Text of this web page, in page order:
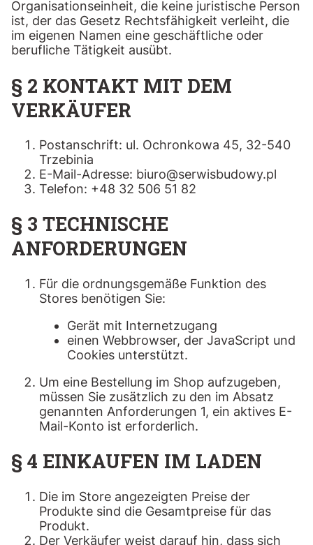
Organisationseinheit, die keine juristische Person
ist, der das Gesetz Rechtsfähigkeit verleiht, die
im eigenen Namen eine geschäftliche oder
berufliche Tätigkeit ausübt.
§ 2 KONTAKT MIT DEM
VERKÄUFER
Postanschrift: ul. Ochronkowa 45, 32-540
Trzebinia
E-Mail-Adresse: biuro@serwisbudowy.pl
Telefon: +48 32 506 51 82
§ 3 TECHNISCHE
ANFORDERUNGEN
Für die ordnungsgemäße Funktion des
Stores benötigen Sie:
Gerät mit Internetzugang
einen Webbrowser, der JavaScript und
Cookies unterstützt.
Um eine Bestellung im Shop aufzugeben,
müssen Sie zusätzlich zu den im Absatz
genannten Anforderungen 1, ein aktives E-
Mail-Konto ist erforderlich.
§ 4 EINKAUFEN IM LADEN
Die im Store angezeigten Preise der
Produkte sind die Gesamtpreise für das
Produkt.
Der Verkäufer weist darauf hin, dass sich